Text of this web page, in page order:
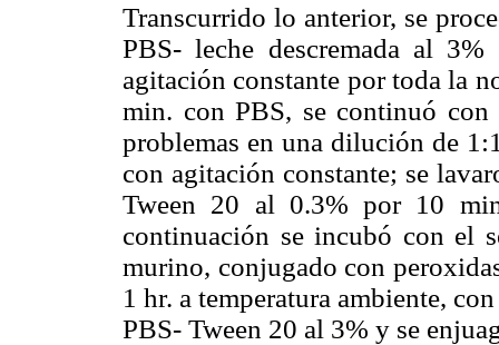
Transcurrido lo anterior, se
PBS- leche descremada al
agitación constante por toda la
min. con PBS, se continuó
problemas en una dilución de
con agitación constante; se
Tween 20 al 0.3% por 10
continuación se incubó con el
murino, conjugado con
1 hr. a temperatura ambiente,
PBS- Tween 20 al 3% y se